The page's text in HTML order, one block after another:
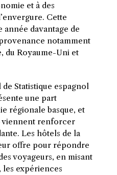
et à des
Cette
davantage de
notamment
du Royaume-Uni et
Statistique espagnol
une part
régionale basque, et
viennent renforcer
Les hôtels de la
offre pour répondre
voyageurs, en misant
les expériences